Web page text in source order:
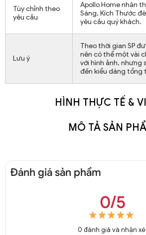
Tùy chỉnh theo
yêu cầu
Apollo Home nhận
Sáng, Kích Thước
yêu cầu quý khách.
Lưu ý
Theo thời gian SP
nên có thể một vài
với hình ảnh, nhưng
đến kiểu dáng tổng
HÌNH THỰC TẾ &
MÔ TẢ SẢN
Đánh giá sản phẩm
0/5
0 đánh giá và nhận